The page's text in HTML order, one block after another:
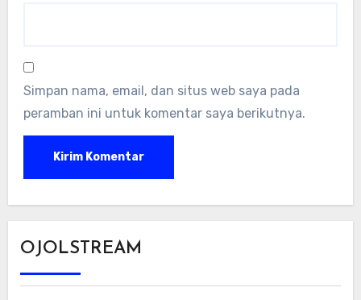
Simpan nama, email, dan situs web saya pada
peramban ini untuk komentar saya berikutnya.
OJOLSTREAM